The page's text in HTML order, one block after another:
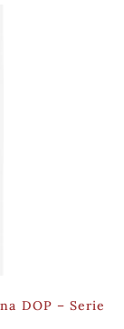
DOP – Serie